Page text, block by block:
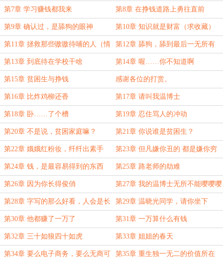
第7章 学习赚钱都我来 第8章 在挣钱道路上勇往直前
第9章 确认过，是舔狗的眼神 第10章 知识就是财富（求收藏）
第11章 拯救那些嗷嗷待哺的人（情
人节快乐）
第12章 舔狗，舔到最后一无所有
第13章 到底待在学校干啥 第14章 喔……你不知道啊
第15章 贫困生与挣钱 感谢各位的打赏。
第16章 比炸鸡柳还香 第17章 请叫我温博士
第18章 卧……了个槽 第19章 忍住骂人的冲动
第20章 不是说，贫困家庭嘛？ 第21章 你说谁是贫困生？
第22章 娥娥红粉妆，纤纤出素手
（元宵节快乐）
第23章 但凡嫌你丑的 都是嫌你穷
第24章 钱，是最容易得到的东西 第25章 路老师的劫难
第26章 因为你长得俊俏 第27章 我的温博士无所不能嘤嘤嘤
第28章 字写的那么好看，人会是长
的什么样呢
第29章 温晓光同学，请你坐下
第30章 他都赚了一万了 第31章 一万算什么有钱
第32章 三十如狼四十如虎 第33章 姐姐的春天
第34章 要么电子商务，要么无商可 第35章 重生独一无二的价值所在